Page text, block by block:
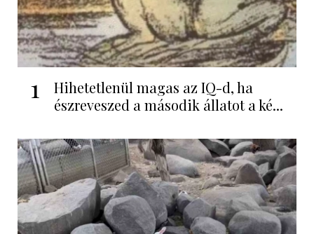
1
Hihetetlenül magas az IQ-d, ha
észreveszed a második állatot a ké...